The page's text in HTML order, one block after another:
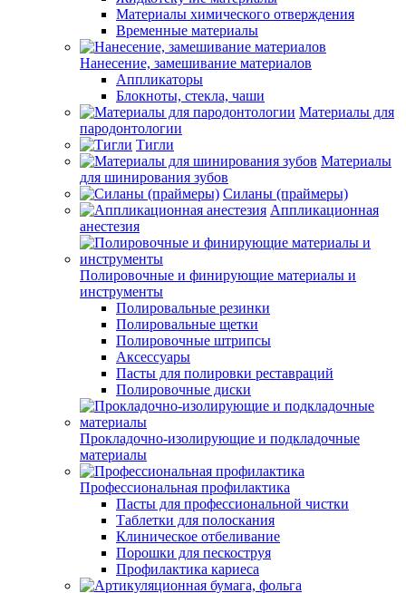
Материалы химического отверждения
Временные материалы
Нанесение, замешивание материалов
Аппликаторы
Блокноты, стекла, чаши
Материалы для
пародонтологии
Тигли
Материалы
для шинирования зубов
Силаны (праймеры)
Аппликационная
анестезия
Полировочные и финирующие материалы и
инструменты
Полировальные резинки
Полировальные щетки
Полировочные штрипсы
Аксессуары
Пасты для полировки реставраций
Полировочные диски
Прокладочно-изолирующие и подкладочные
материалы
Профессиональная профилактика
Пасты для профессиональной чистки
Таблетки для полоскания
Клиническое отбеливание
Порошки для пескоструя
Профилактика кариеса